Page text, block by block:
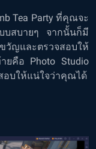
Tea Party ที่คุณจะ
บสบายๆ จากนั้นก็มี
ญและตรวจสอบให้
ยคือ Photo Studio
อบให้แน่ใจว่าคุณได้